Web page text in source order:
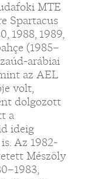
MTE
Spartacus
1988, 1989,
(1985–
arábiai
az AEL
volt,
dolgozott
a
ideig
Az 1982-
Mészöly